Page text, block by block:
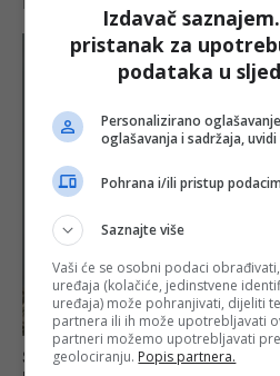
Izdavač
pristanak za
podataka u
Personalizirano
oglašavanja i sadržaja,
Pohrana i/ili pristup
Saznajte više
Vaši će se osobni podaci
uređaja (kolačiće, jedinstvene
uređaja) može pohranjivati, dijeliti
partnera ili ih može upotrebljavati
partneri možemo upotrebljavati
geolociranju. Popis partnera.